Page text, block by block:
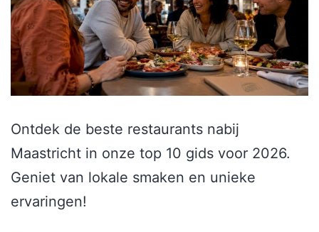
Ontdek de beste restaurants nabij
Maastricht in onze top 10 gids voor 2026.
Geniet van lokale smaken en unieke
ervaringen!